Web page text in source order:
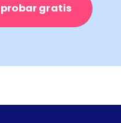
probar gratis